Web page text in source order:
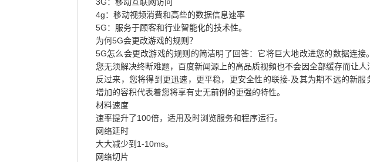
4g：移动视频消費和高些的数据信息速率
5G：服务于顾客和行业智能化的技术性。
为何5G会更改游戏的规则？
5G怎么会更改游戏的规则的简洁明了回答：它将巨大地改进您的数据连接
您无须解决终断难题，百度新闻源上的高品质视頻也不会因全部缓存而让人
反过来，您将得到更迅速，更平稳，更安全性的联接-及其为期不远的新
增加的容积代表着您将享有史无前例的更强的特性。
材料速度
速率提升了100倍，适用及时浏览服务和程序运行。
网络延时
大大减少到1-10ms。
网络切片